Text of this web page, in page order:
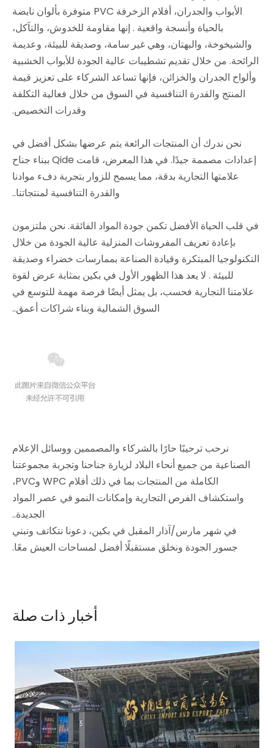
الأبواب والجدران، أفلام الزخرفة PVC متوفرة بألوان نابضة
بالحياة وأنسجة واقعية . إنها مقاومة للخدوش، والتآكل،
والشيخوخة، والبهتان، وهي غير سامة، وصديقة للبيئة، وعديمة
الرائحة. من خلال تقديم تشطيبات عالية الجودة للأبواب الخشبية
وألواح الجدران والخزائن، فإنها تساعد الشركاء على تعزيز قيمة
المنتج والقدرة التنافسية في السوق من خلال فعالية التكلفة
وقدرات التخصيص.
نحن ندرك أن المنتجات الرائعة يتم عرضها بشكل أفضل في
إعدادات مصممة جيدًا. في هذا المعرض، قامت Qide ببناء جناح
علامتها التجارية بدقة، مما يسمح للزوار بتجربة دفء موادنا
والقدرة التنافسية لمنتجاتنا..
في قلب الحياة الأفضل تكمن جودة المواد الفائقة. نحن ملتزمون
بإعادة تعريف المفروشات المنزلية عالية الجودة من خلال
التكنولوجيا المبتكرة وقيادة الصناعة بممارسات خضراء وصديقة
للبيئة . لا يعد هذا الظهور الأول في بكين بمثابة عرض لقوة
علامتنا التجارية فحسب، بل يمثل أيضًا فرصة مهمة للتوسع في
السوق الشمالية وبناء شراكات أعمق..
نرحب ترحيبًا حارًا بالشركاء والمصممين ووسائل الإعلام
الصناعية من جميع أنحاء البلاد لزيارة جناحنا وتجربة مجموعتنا
الكاملة من المنتجات بما في ذلك أفلام WPC وPVC،
واستكشاف الفرص التجارية وإمكانات النمو في عصر المواد
الجديدة..
في شهر مارس/آذار المقبل في بكين، دعونا نتكاتف ونبني
جسور الجودة ونخلق مستقبلًا أفضل لمساحات العيش معًا.
أخبار ذات صلة